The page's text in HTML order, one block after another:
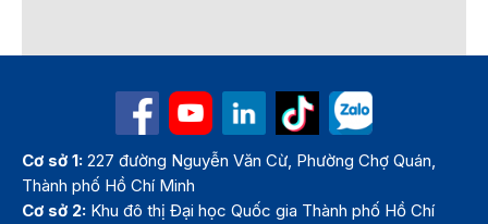
Cơ sở 1: 227 đường Nguyễn Văn Cừ, Phường Chợ Quán,
Thành phố Hồ Chí Minh
Cơ sở 2: Khu đô thị Đại học Quốc gia Thành phố Hồ Chí